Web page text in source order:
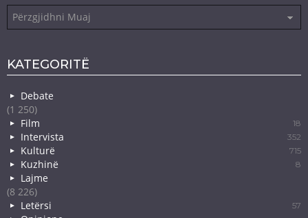
KATEGORITË
Debate
(1 250)
Film
18
Intervista 352
Kulturë 715
Kuzhinë 8
Lajme
(8 226)
Letërsi
57